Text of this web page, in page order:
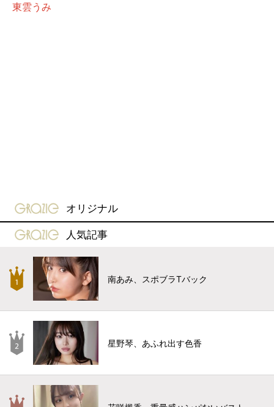
東雲うみ
gravure-grazie
オリジナル
gravure-grazie
人気記事
南あみ、スポブラTバック
星野琴、あふれ出す色香